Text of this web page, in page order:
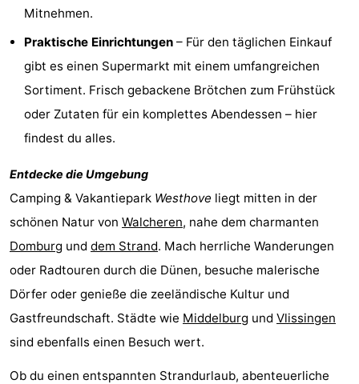
Middelburg
Zeeuws-
Vlaanderen
-
Nieuwvliet
Sluis
Natur
Het
Zwin
Wetter
Kontakt
Mitnehmen.
Praktische Einrichtungen – Für den täglichen Einkauf
gibt es einen Supermarkt mit einem umfangreichen
Sortiment. Frisch gebackene Brötchen zum Frühstück
oder Zutaten für ein komplettes Abendessen – hier
findest du alles.
Entdecke die Umgebung
Camping & Vakantiepark Westhove liegt mitten in der
schönen Natur von Walcheren, nahe dem charmanten
Domburg und dem Strand. Mach herrliche Wanderungen
oder Radtouren durch die Dünen, besuche malerische
Dörfer oder genieße die zeeländische Kultur und
Gastfreundschaft. Städte wie Middelburg und Vlissingen
sind ebenfalls einen Besuch wert.
Ob du einen entspannten Strandurlaub, abenteuerliche